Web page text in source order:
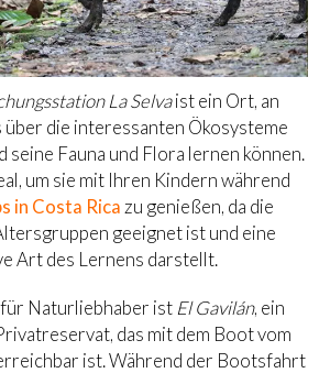
La Selvaist ein Ort, an
über die interessanten Ökosysteme
seine Fauna und Flora lernen können.
um sie mit Ihren Kindern während
in Costa Rica zu genießen, da die
geeignet ist und eine
Art des Lernens darstellt.
Naturliebhaber ist El Gavilán, ein
das mit dem Boot vom
ist. Während der Bootsfahrt